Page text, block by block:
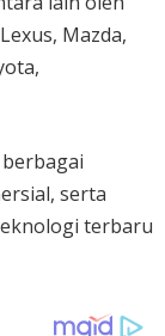
Mazda,
serta
terbaru